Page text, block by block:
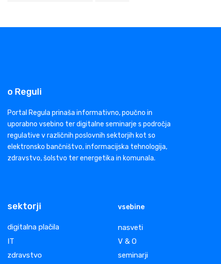
o Reguli
Portal Regula prinaša informativno, poučno in
uporabno vsebino ter digitalne seminarje s področja
regulative v različnih poslovnih sektorjih kot so
elektronsko bančništvo, informacijska tehnologija,
zdravstvo, šolstvo ter energetika in komunala.
sektorji
digitalna plačila
IT
zdravstvo
vsebine
nasveti
V & O
seminarji